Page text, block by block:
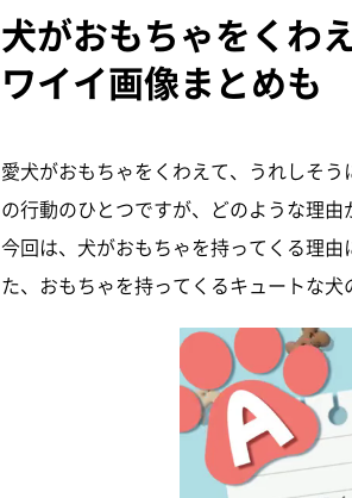
犬がおもちゃをくわ
ワイイ画像まとめも
愛犬がおもちゃをくわえて、うれしそ
の行動のひとつですが、どのような理
今回は、犬がおもちゃを持ってくる理
た、おもちゃを持ってくるキュートな